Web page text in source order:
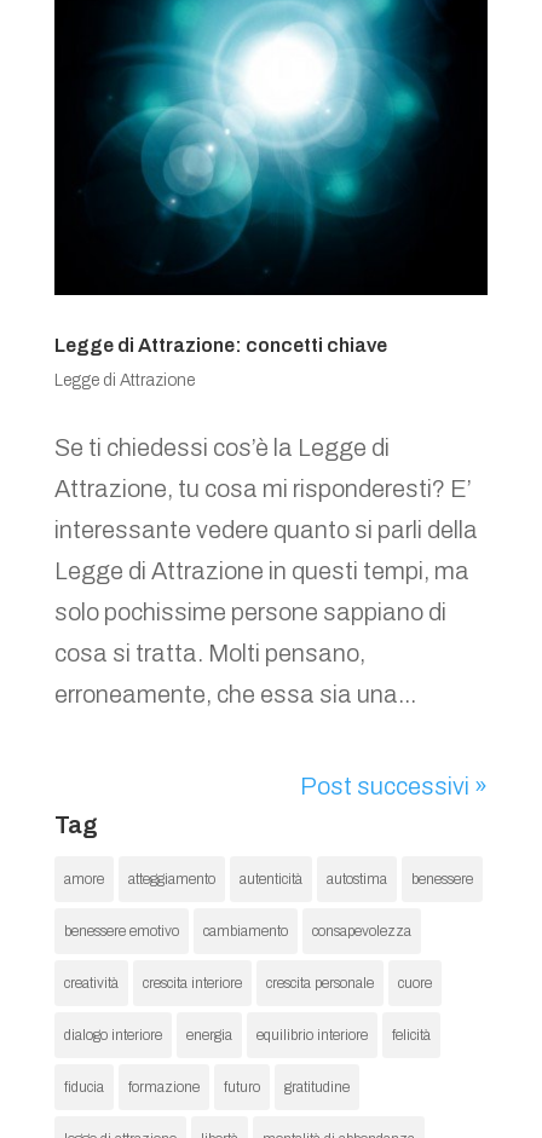
Legge di Attrazione: concetti chiave
Legge di Attrazione
Se ti chiedessi cos’è la Legge di
Attrazione, tu cosa mi risponderesti? E’
interessante vedere quanto si parli della
Legge di Attrazione in questi tempi, ma
solo pochissime persone sappiano di
cosa si tratta. Molti pensano,
erroneamente, che essa sia una...
Post successivi »
Tag
amore atteggiamento autenticità autostima benessere
benessere emotivo cambiamento consapevolezza
creatività crescita interiore crescita personale cuore
dialogo interiore energia equilibrio interiore felicità
fiducia formazione futuro gratitudine